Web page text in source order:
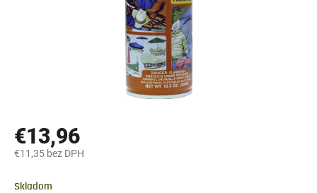
€13,96
€11,35 bez DPH
cena:
Skladom